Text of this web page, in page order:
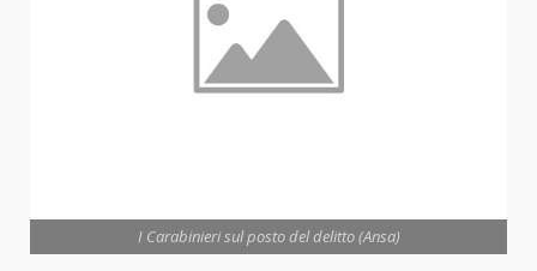
I Carabinieri sul posto del delitto (Ansa)